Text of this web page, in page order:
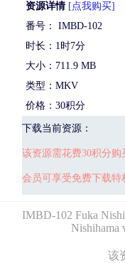
资源详情 [点我购买]
番号： IMBD-102
时长：1时7分
大小：711.9 MB
类型：MKV
价格：30积分
下载当前资源：
该资源需花费30积分购
会员可享受免费下载特
IMBD-102 Fuka
Nishihama
该